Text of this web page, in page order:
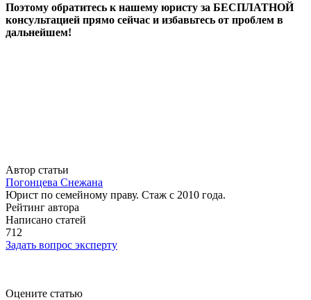
Поэтому обратитесь к нашему юристу за БЕСПЛАТНОЙ
консультацией прямо сейчас и избавьтесь от проблем в
дальнейшем!
Автор статьи
Погонцева Снежана
Юрист по семейному праву. Стаж с 2010 года.
Рейтинг автора
Написано статей
712
Задать вопрос эксперту
Оцените статью